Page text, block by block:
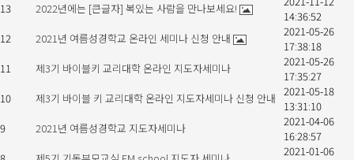
13
2022년에는 [큰글자] 복있는 사람을 만나보세요!
14:36:52
12
2021년 여름성경학교 온라인 세미나 신청 안내
2021-05-26
17:38:18
11
제3기 바이블키 교리대학 온라인 지도자세미나
2021-05-26
17:35:27
10
제3기 바이블 키 교리대학 온라인 지도자세미나 신청 안내 2021-05-18
13:31:10
9
2021년 여름성경학교 지도자세미나
2021-04-06
16:28:57
2021-01-06